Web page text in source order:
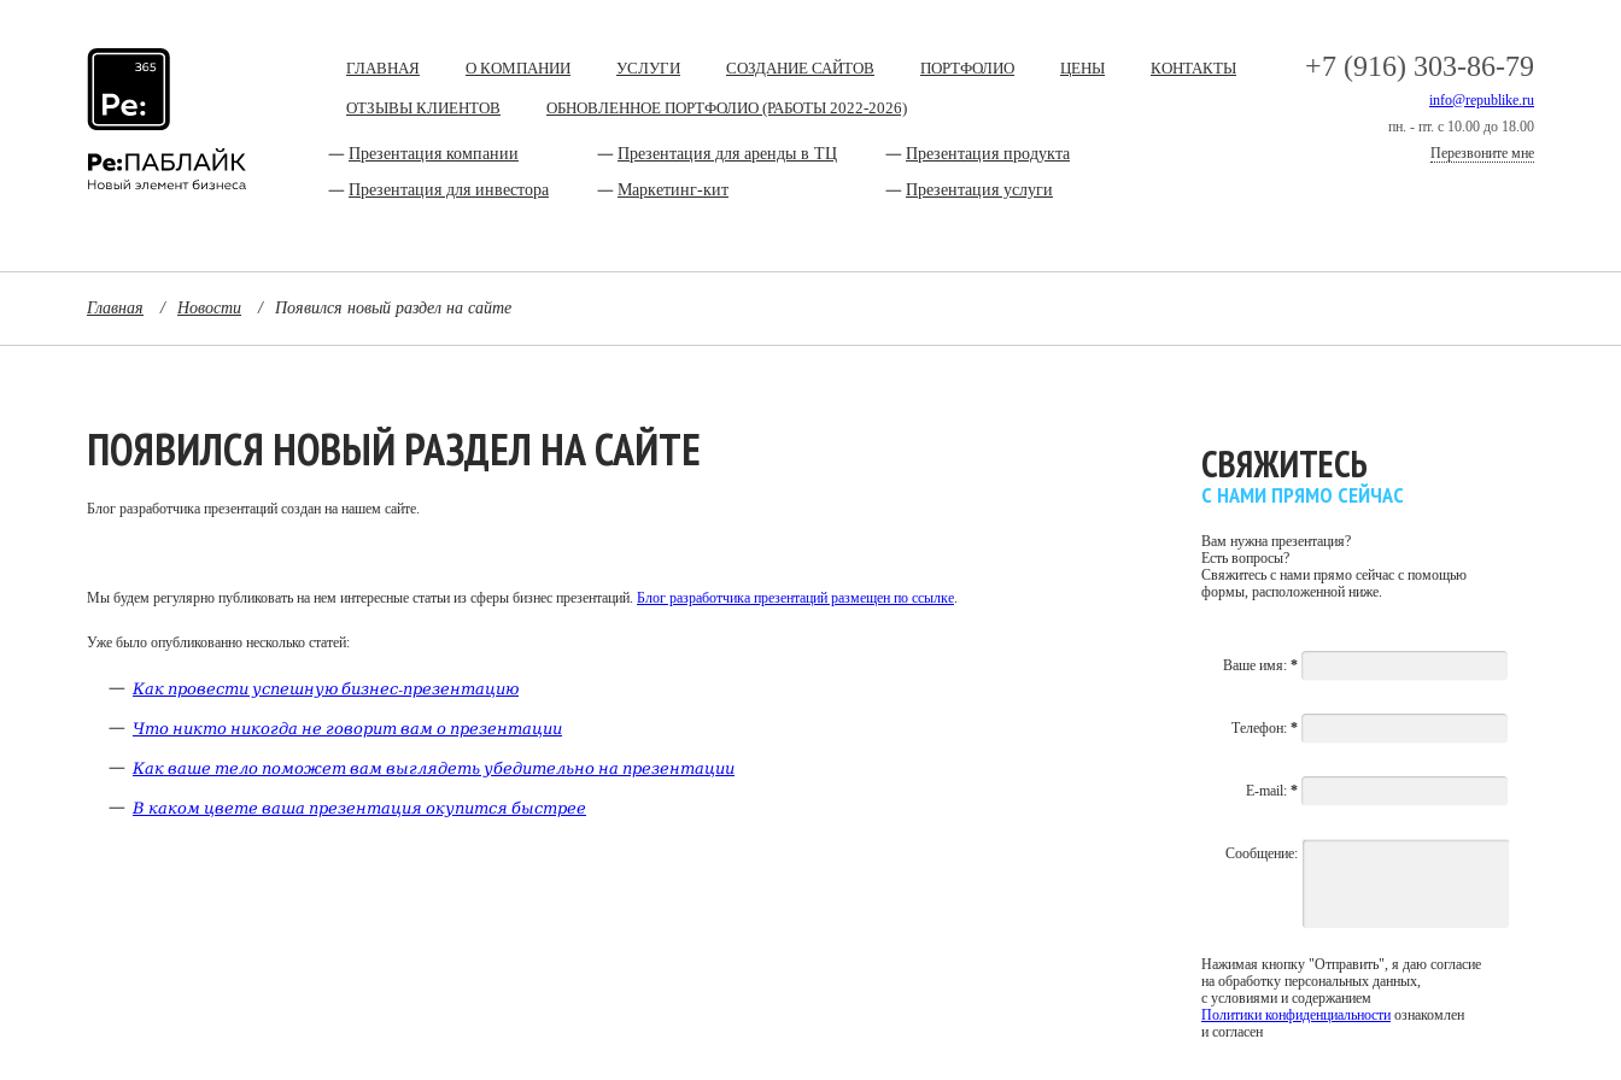
+7 (916) 303-86-79
info@republike.ru
пн. - пт. с 10.00 до 18.00
Перезвоните мне
ГЛАВНАЯ О КОМПАНИИ УСЛУГИ СОЗДАНИЕ САЙТОВ ПОРТФОЛИО ЦЕНЫ КОНТАКТЫ
ОТЗЫВЫ КЛИЕНТОВ ОБНОВЛЕННОЕ ПОРТФОЛИО (РАБОТЫ 2022-2026)
Презентация компании
Презентация для инвестора
Презентация для аренды в ТЦ
Маркетинг-кит
Презентация продукта
Презентация услуги
Главная / Новости / Появился новый раздел на сайте
ПОЯВИЛСЯ НОВЫЙ РАЗДЕЛ НА САЙТЕ
Блог разработчика презентаций создан на нашем сайте.
Мы будем регулярно публиковать на нем интересные статьи из сферы бизнес презентаций. Блог разработчика презентаций размещен по ссылке.
Уже было опубликованно несколько статей:
Как провести успешную бизнес-презентацию
Что никто никогда не говорит вам о презентации
Как ваше тело поможет вам выглядеть убедительно на презентации
В каком цвете ваша презентация окупится быстрее
СВЯЖИТЕСЬ
С НАМИ ПРЯМО СЕЙЧАС
Вам нужна презентация?
Есть вопросы?
Свяжитесь с нами прямо сейчас с помощью
формы, расположенной ниже.
Ваше имя: *
Телефон: *
E-mail: *
Сообщение:
Нажимая кнопку "Отправить", я даю согласие
на обработку персональных данных,
с условиями и содержанием
Политики конфиденциальности ознакомлен
и согласен